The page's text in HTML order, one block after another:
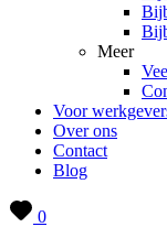
Meer
Voor
Over ons
Contact
Blog
0